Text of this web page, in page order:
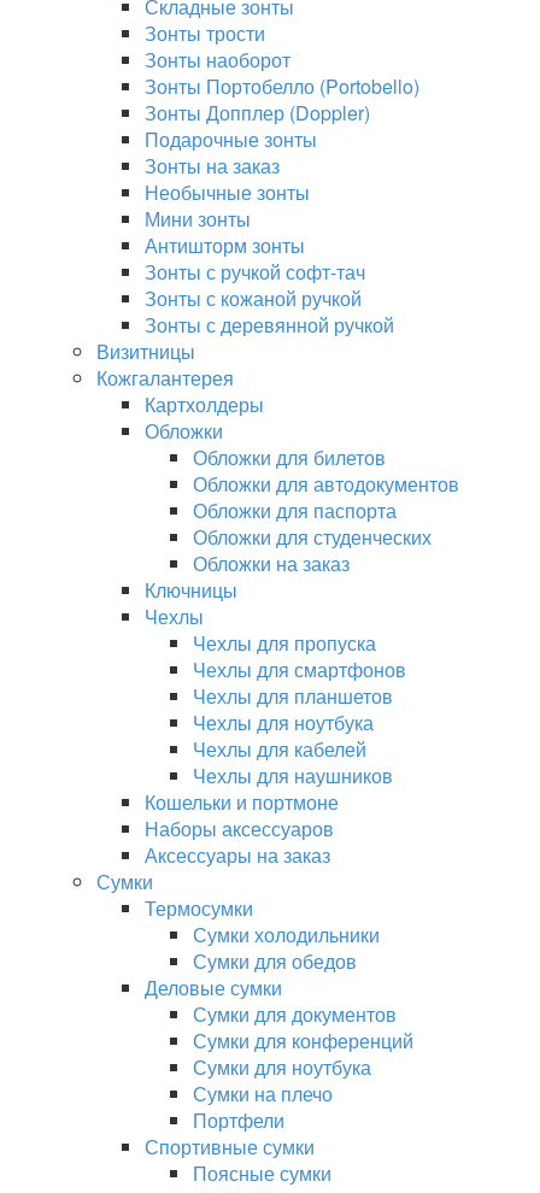
Складные зонты
Зонты трости
Зонты наоборот
Зонты Портобелло (Portobello)
Зонты Допплер (Doppler)
Подарочные зонты
Зонты на заказ
Необычные зонты
Мини зонты
Антишторм зонты
Зонты с ручкой софт-тач
Зонты с кожаной ручкой
Зонты с деревянной ручкой
Визитницы
Кожгалантерея
Картхолдеры
Обложки
Обложки для билетов
Обложки для автодокументов
Обложки для паспорта
Обложки для студенческих
Обложки на заказ
Ключницы
Чехлы
Чехлы для пропуска
Чехлы для смартфонов
Чехлы для планшетов
Чехлы для ноутбука
Чехлы для кабелей
Чехлы для наушников
Кошельки и портмоне
Наборы аксессуаров
Аксессуары на заказ
Сумки
Термосумки
Сумки холодильники
Сумки для обедов
Деловые сумки
Сумки для документов
Сумки для конференций
Сумки для ноутбука
Сумки на плечо
Портфели
Спортивные сумки
Поясные сумки